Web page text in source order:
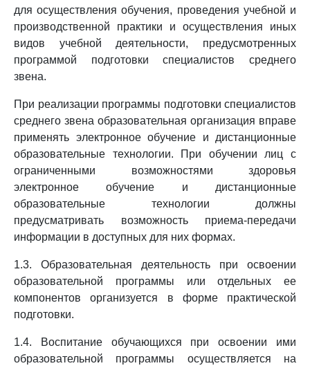
для осуществления обучения, проведения учебной и
производственной практики и осуществления иных
видов учебной деятельности, предусмотренных
программой подготовки специалистов среднего
звена.
При реализации программы подготовки специалистов
среднего звена образовательная организация вправе
применять электронное обучение и дистанционные
образовательные технологии. При обучении лиц с
ограниченными возможностями здоровья
электронное обучение и дистанционные
образовательные технологии должны
предусматривать возможность приема-передачи
информации в доступных для них формах.
1.3. Образовательная деятельность при освоении
образовательной программы или отдельных ее
компонентов организуется в форме практической
подготовки.
1.4. Воспитание обучающихся при освоении ими
образовательной программы осуществляется на